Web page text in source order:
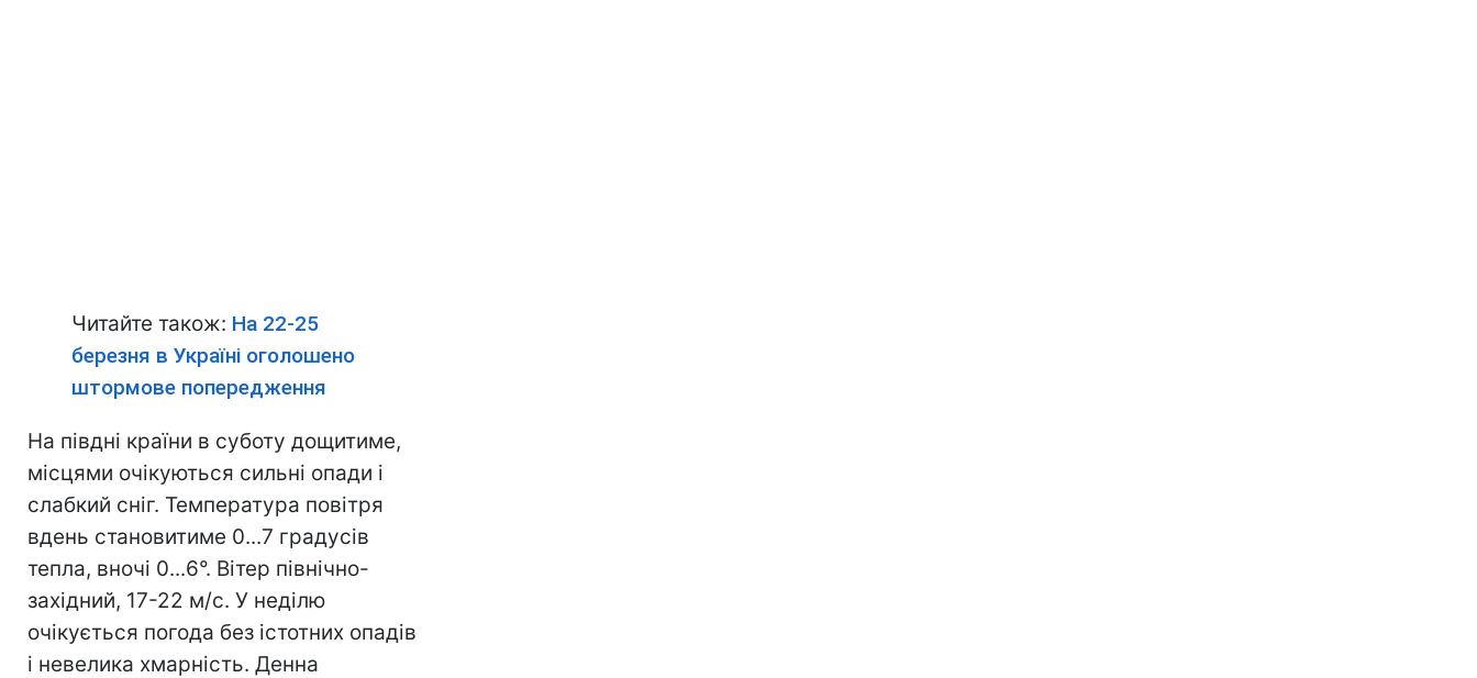
Читайте також: На 22-25
березня в Україні оголошено
штормове попередження
На півдні країни в суботу дощитиме,
місцями очікуються сильні опади і
слабкий сніг. Температура повітря
вдень становитиме 0...7 градусів
тепла, вночі 0...6°. Вітер північно-
західний, 17-22 м/с. У неділю
очікується погода без істотних опадів
і невелика хмарність. Денна